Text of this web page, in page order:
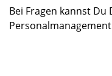
Bei Fragen kannst